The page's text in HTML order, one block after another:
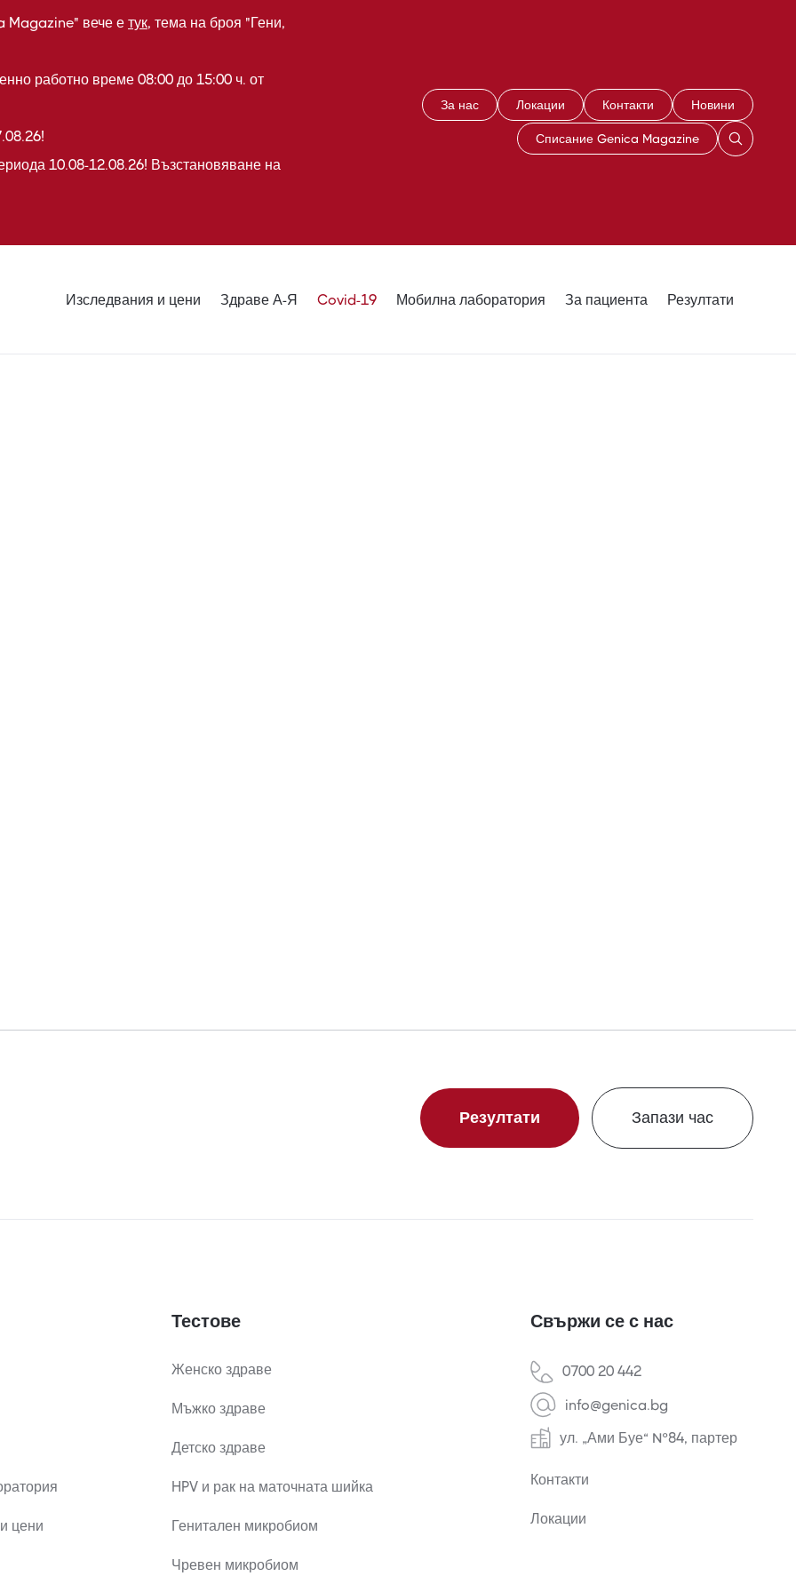
Magazine" вече е тук, тема на броя "Гени,
работно време 08:00 до 15:00 ч. от
10.08-12.08.26! Възстановяване на
За нас Локации Контакти Новини
Списание Genica Magazine
Изследвания и цени Здраве А-Я Covid-19 Мобилна лаборатория За пациента Резултати
Резултати Запази час
цени
Тестове
Женско здраве
Мъжко здраве
Детско здраве
HPV и рак на маточната шийка
Генитален микробиом
Чревен микробиом
Свържи се с нас
0700 20 442
info@genica.bg
ул. „Ами Буе“ №84, партер
Контакти
Локации